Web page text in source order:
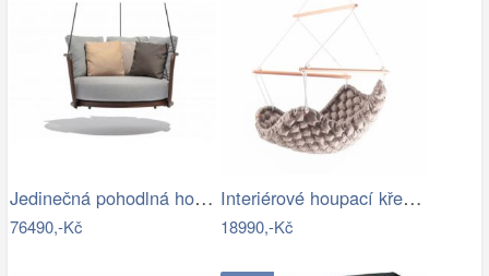
Jedinečná pohodlná houpačka - TS
76490,-Kč
Interiérové houpací křeslo Swingy In…
18990,-Kč